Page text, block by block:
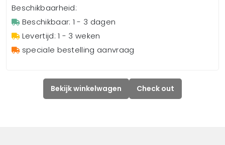
Beschikbaarheid:
Beschikbaar: 1 - 3 dagen
Levertijd: 1 - 3 weken
speciale bestelling aanvraag
Bekijk winkelwagen Check out